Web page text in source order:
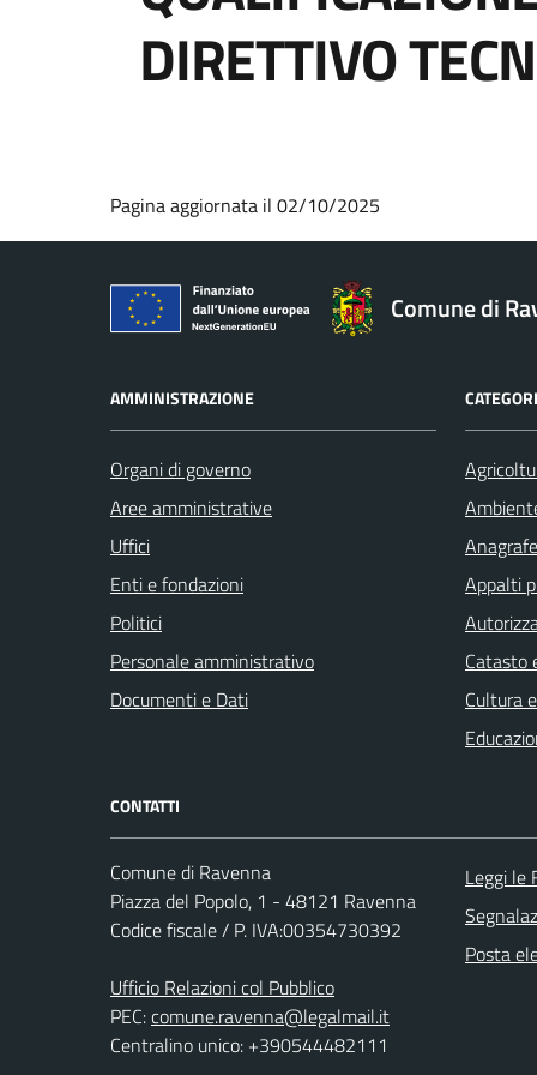
DIRETTIVO
Pagina aggiornata il 02/10/2025
Comune di
AMMINISTRAZIONE
Organi di governo
Aree amministrative
Uffici
Enti e fondazioni
Politici
Personale amministrativo
Documenti e Dati
Appalti
Catasto
Cultura
CONTATTI
Comune di Ravenna
Piazza del Popolo, 1 - 48121 Ravenna
Codice fiscale / P. IVA:00354730392
Ufficio Relazioni col Pubblico
PEC:comune.ravenna@legalmail.it
Centralino unico: +390544482111
Leggi le
Posta